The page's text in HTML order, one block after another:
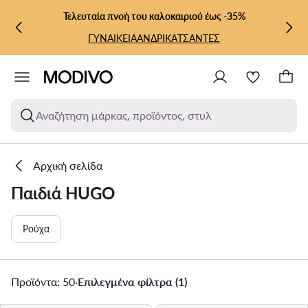
ΜΕΤΆΒΑΣΗ ΣΤΟ ΚΎΡΙΟ ΠΕΡΙΕΧΌΜΕΝΟ
ΜΕΤΆΒΑΣΗ ΣΤΗΝ ΑΝΑΖΉΤΗΣΗ
Τελευταία πνοή του καλοκαιριού έως -35%
ΓΥΝΑΙΚΕΙΑΑΝΔΡΙΚΑΤΣΑΝΤΕΣ
Αναζήτηση μάρκας, προϊόντος, στυλ
Αρχική σελίδα
Παιδιά HUGO
Ρούχα
Προϊόντα: 50·Επιλεγμένα φίλτρα (1)